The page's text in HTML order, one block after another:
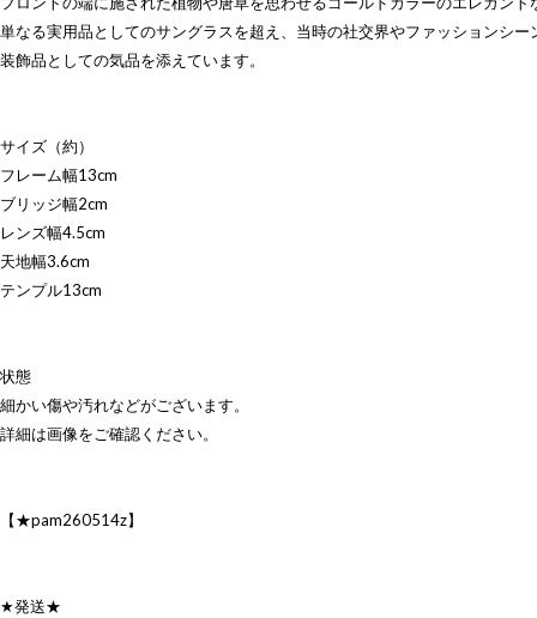
単なる実用品としてのサングラスを超え、当時の社交界やファッションシー
装飾品としての気品を添えています。
サイズ（約）
フレーム幅13cm
ブリッジ幅2cm
レンズ幅4.5cm
天地幅3.6cm
テンプル13cm
状態
細かい傷や汚れなどがございます。
詳細は画像をご確認ください。
【★pam260514z】
★発送★